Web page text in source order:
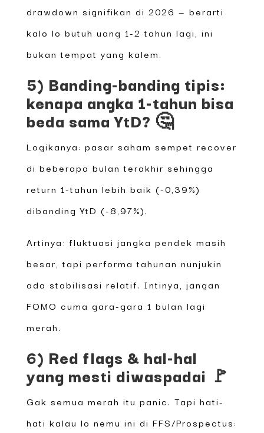
drawdown signifikan di 2026 — berarti
kalo lo butuh uang 1-2 tahun lagi, ini
bukan tempat yang kalem.
5) Banding-banding tipis:
kenapa angka 1-tahun bisa
beda sama YtD? 🤔
Logikanya: pasar saham sempet recover
di beberapa bulan terakhir sehingga
return 1-tahun lebih baik (-0,39%)
dibanding YtD (-8,97%).
Artinya: fluktuasi jangka pendek masih
besar, tapi performa tahunan nunjukin
ada stabilisasi relatif. Intinya, jangan
FOMO cuma gara-gara 1 bulan lagi
merah.
6) Red flags & hal-hal
yang mesti diwaspadai 🚩
Gak semua merah itu panic. Tapi hati-
hati kalau lo nemu ini di FFS/Prospectus: